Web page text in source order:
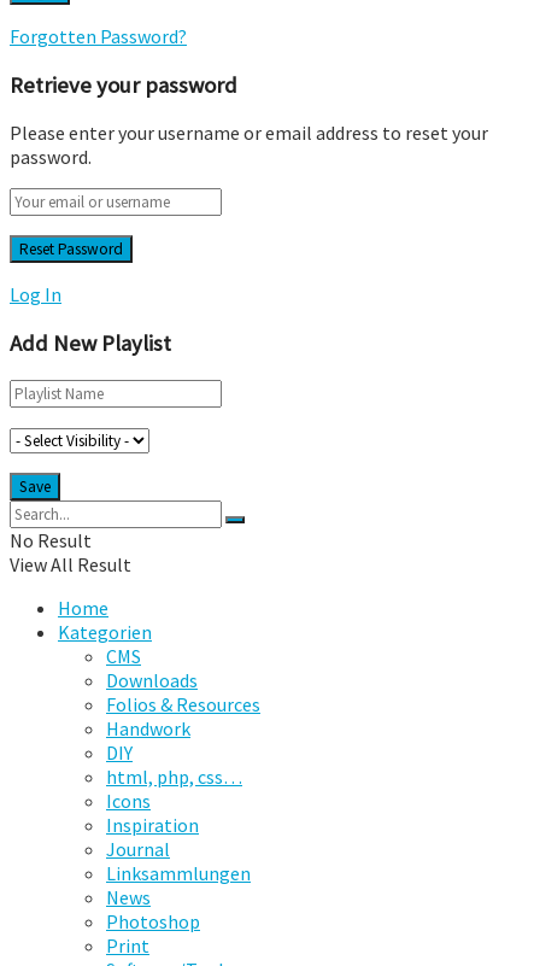
Forgotten Password?
Retrieve your password
Please enter your username or email address to reset your
password.
Log In
Add New Playlist
No Result
View All Result
Home
Kategorien
CMS
Downloads
Folios & Resources
Handwork
DIY
html, php, css…
Icons
Inspiration
Journal
Linksammlungen
News
Photoshop
Print